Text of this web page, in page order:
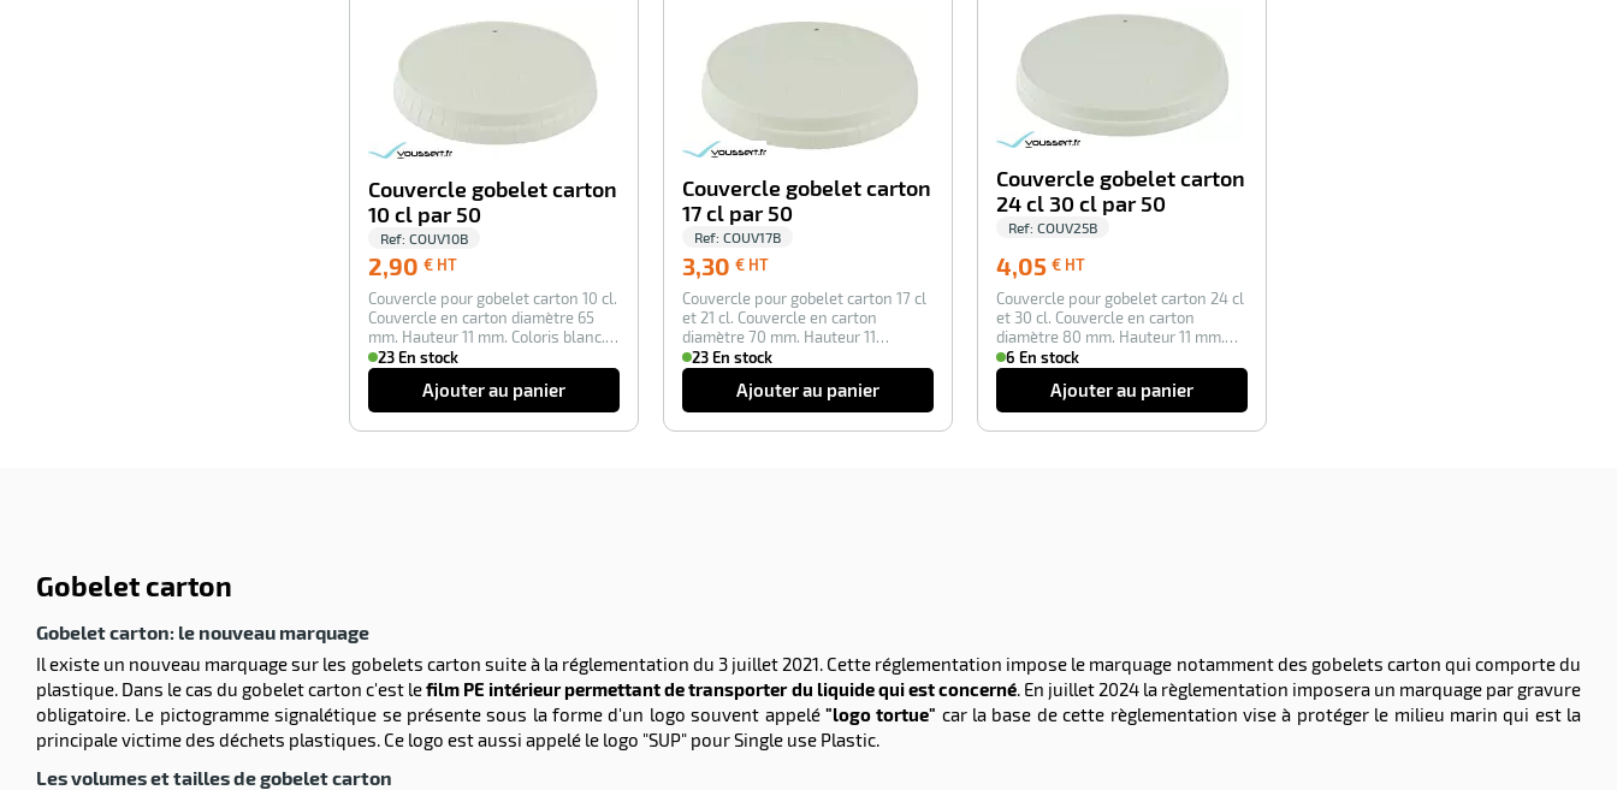
Couvercle gobelet carton
10 cl par 50
Ref: COUV10B
2,90 € HT
HT
Couvercle pour gobelet carton 10 cl.
Couvercle en carton diamètre 65
mm. Hauteur 11 mm. Coloris blanc.
V…23 En stock
Ajouter au panier
Couvercle gobelet carton
17 cl par 50
Ref: COUV17B
3,30 € HT
HT
Couvercle pour gobelet carton 17 cl
et 21 cl. Couvercle en carton
diamètre 70 mm. Hauteur 11
mm. Coloris …
23 En stock
Ajouter au panier
Couvercle gobelet carton
24 cl 30 cl par 50
Ref: COUV25B
4,05 € HT
HT
Couvercle pour gobelet carton 24 cl
et 30 cl. Couvercle en carton
diamètre 80 mm. Hauteur 11 mm.
Color…
6 En stock
Ajouter au panier
Gobelet carton
Gobelet carton: le nouveau marquage
Il existe un nouveau marquage sur les gobelets carton suite à la réglementation du 3 juillet 2021. Cette réglementation impose le marquage notamment des gobelets carton qui comporte du
plastique. Dans le cas du gobelet carton c'est lefilm PE intérieur permettant de transporter du liquide qui est concerné. En juillet 2024 la règlementation imposera un marquage par gravure
obligatoire. Le pictogramme signalétique se présente sous la forme d'un logo souvent appelé "logo tortue" car la base de cette règlementation vise à protéger le milieu marin qui est la
principale victime des déchets plastiques. Ce logo est aussi appelé le logo "SUP" pour Single use Plastic.
Les volumes et tailles de gobelet carton